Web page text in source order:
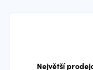
Největší